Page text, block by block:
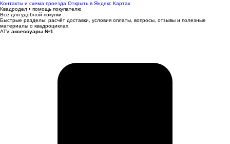
Контакты и схема проезда Открыть в Яндекс Картах
Квадродел • помощь покупателю
Всё для удобной покупки
Быстрые разделы: расчёт доставки, условия оплаты, вопросы, отзывы и полезные
материалы о квадроциклах.
ATV аксессуары №1